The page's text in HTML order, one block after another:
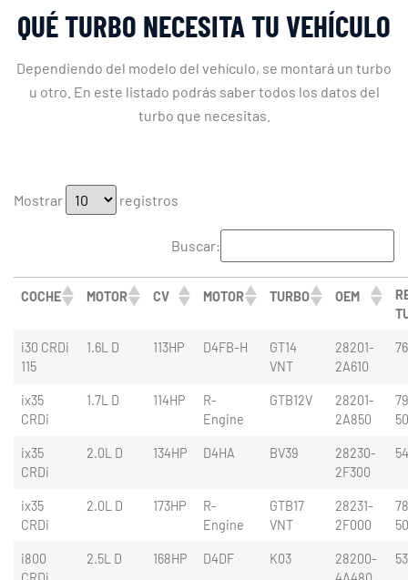
QUÉ TURBO NECESITA TU VEHÍCULO
Dependiendo del modelo del vehículo, se montará un turbo
u otro. En este listado podrás saber todos los datos del
turbo que necesitas.
Mostrar registros
Buscar:
COCHE MOTOR CV MOTOR TURBO OEM
i30 CRDi
115
1.6L D 113HP D4FB-H
GT14
VNT
28201-
2A610
ix35
CRDi
1.7L D 114HP
R-
Engine
GTB12V
28201-
2A850
ix35
CRDi
2.0L D 134HP D4HA BV39
28230-
2F300
ix35
CRDi
2.0L D 173HP
R-
Engine
GTB17
VNT
28231-
2F000
i800
2.5L D 168HP D4DF K03
28200-